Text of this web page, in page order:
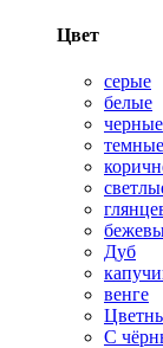
Цвет
серые
белые
черные
темные
Дуб
венге
С